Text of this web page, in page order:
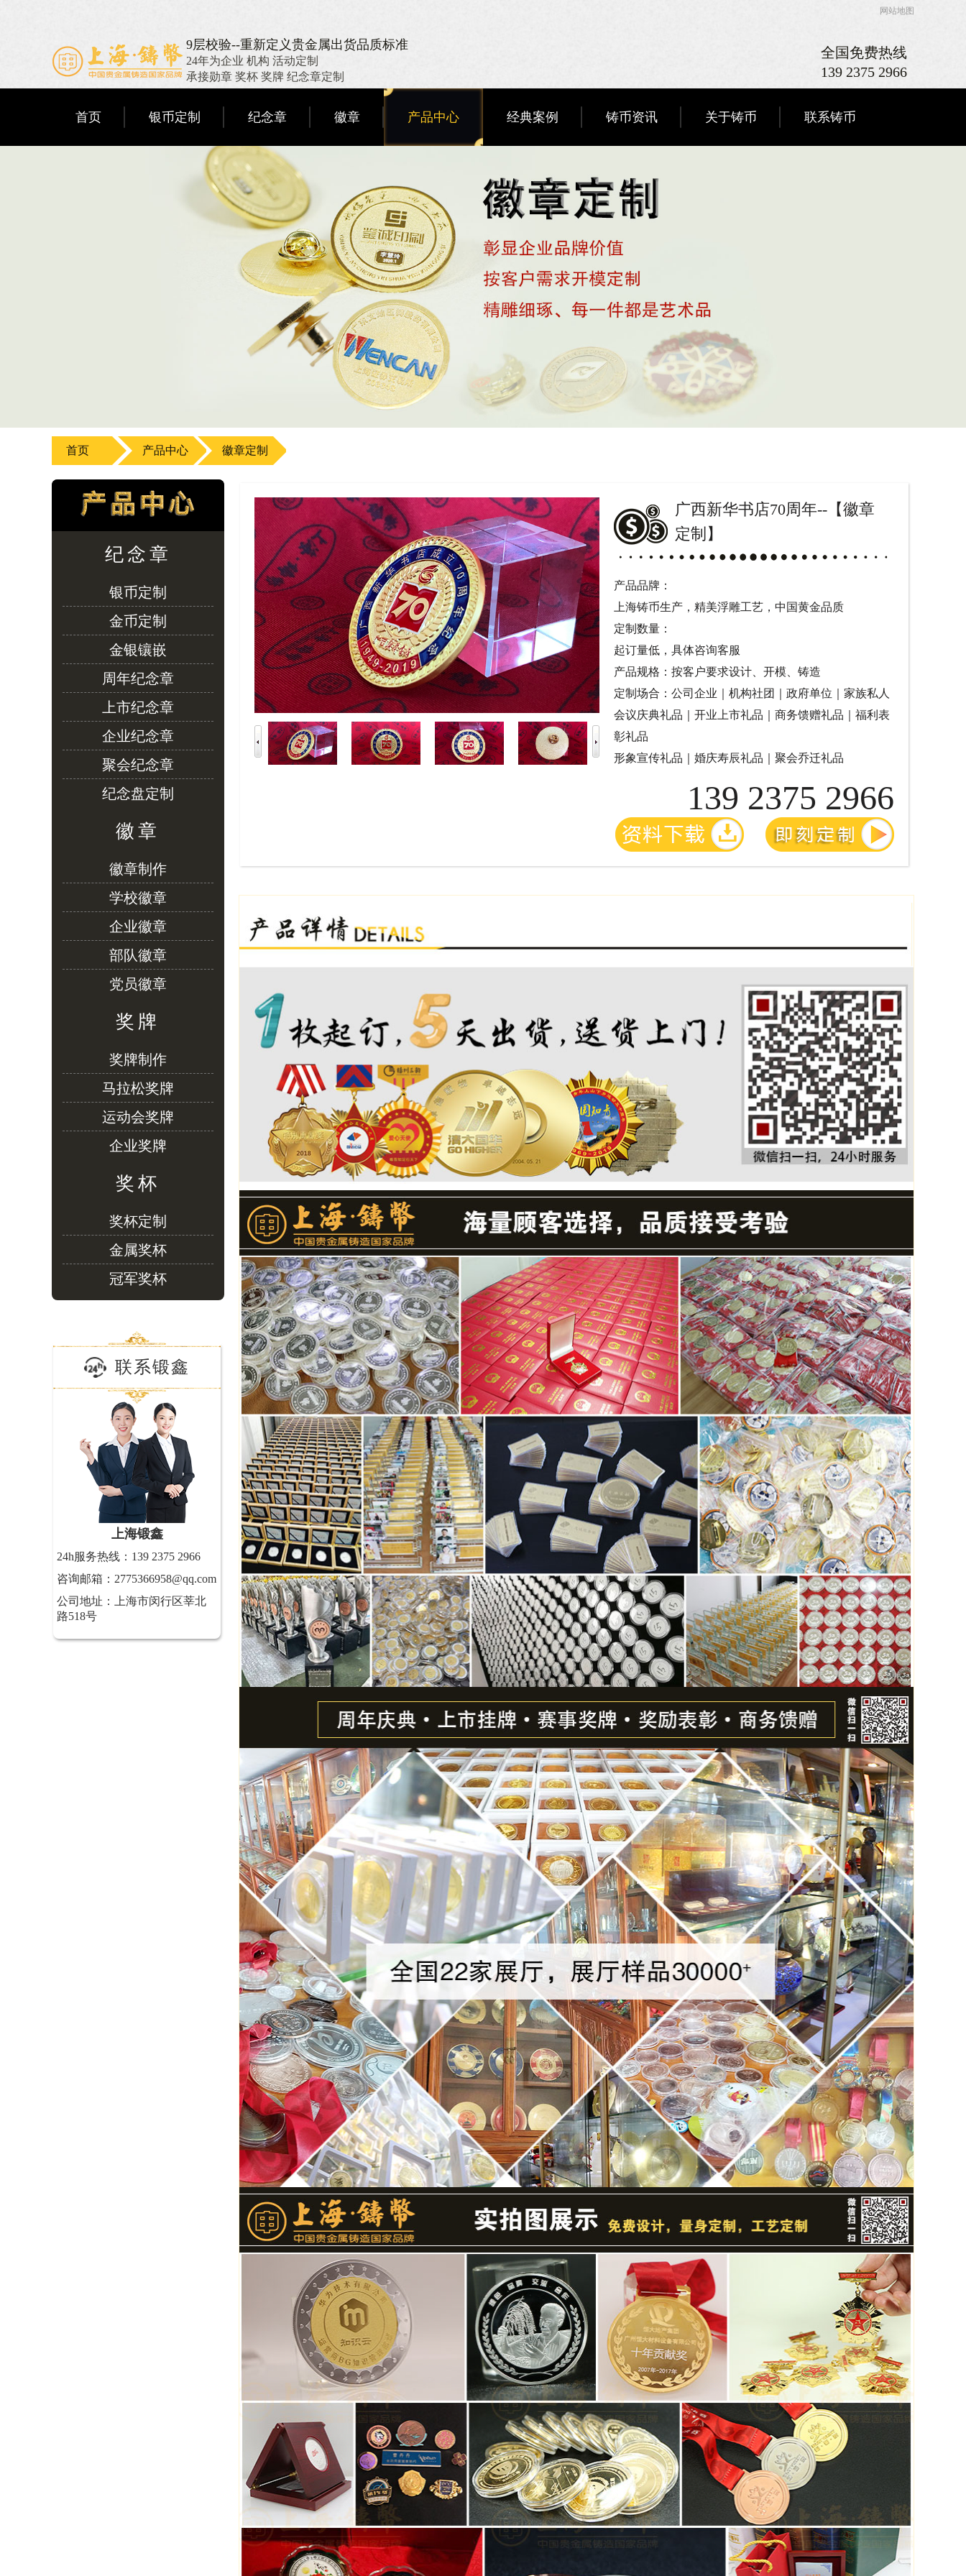
网站地图
9层校验--重新定义贵金属出货品质标准
24年为企业 机构 活动定制
承接勋章 奖杯 奖牌 纪念章定制
全国免费热线
139 2375 2966
首页 银币定制 纪念章 徽章 产品中心 经典案例 铸币资讯 关于铸币 联系铸币
首页 产品中心 徽章定制
纪念章
银币定制
金币定制
金银镶嵌
周年纪念章
上市纪念章
企业纪念章
聚会纪念章
纪念盘定制
徽章
徽章制作
学校徽章
企业徽章
部队徽章
党员徽章
奖牌
奖牌制作
马拉松奖牌
运动会奖牌
企业奖牌
奖杯
奖杯定制
金属奖杯
冠军奖杯
联系锻鑫
上海锻鑫
24h服务热线：139 2375 2966
咨询邮箱：2775366958@qq.com
公司地址：上海市闵行区莘北
路518号
广西新华书店70周年--【徽章
定制】
产品品牌：
上海铸币生产，精美浮雕工艺，中国黄金品质
定制数量：
起订量低，具体咨询客服
产品规格：按客户要求设计、开模、铸造
定制场合：公司企业｜机构社团｜政府单位｜家族私人
会议庆典礼品｜开业上市礼品｜商务馈赠礼品｜福利表
彰礼品
形象宣传礼品｜婚庆寿辰礼品｜聚会乔迁礼品
139 2375 2966